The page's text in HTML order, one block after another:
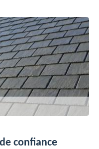
confiance